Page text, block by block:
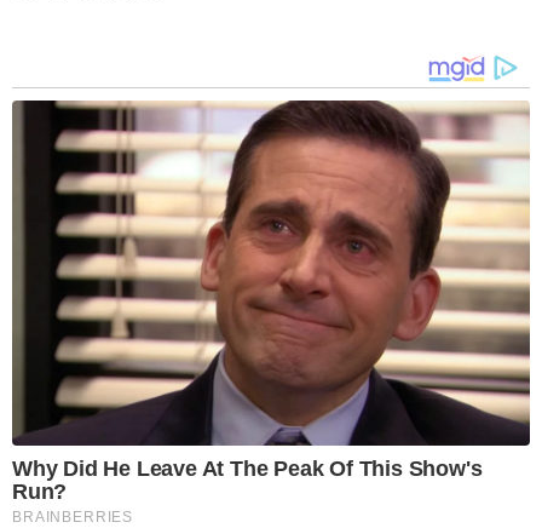
Why Did He Leave At The Peak Of This Show's
Run?
BRAINBERRIES